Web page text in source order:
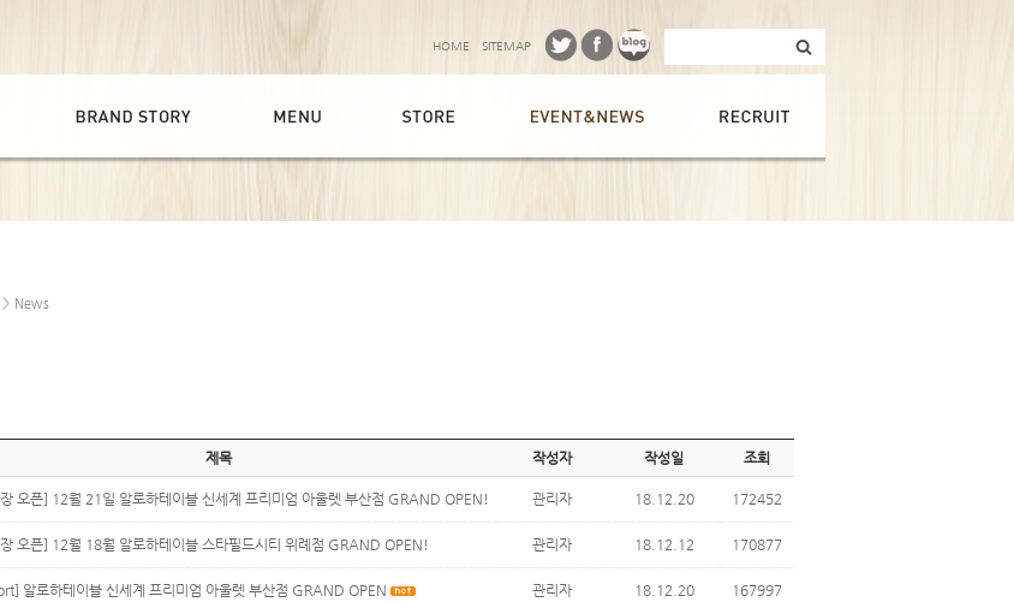
HOME SITEMAP
> News
제목 작성자 작성일 조회
오픈] 12월 21일 알로하테이블 신세계 프리미엄 아울렛 부산점 GRAND OPEN! 관리자 18.12.20 172452
오픈] 12월 18월 알로하테이블 스타필드시티 위례점 GRAND OPEN! 관리자 18.12.12 170877
알로하테이블 신세계 프리미엄 아울렛 부산점 GRAND OPEN 관리자 18.12.20 167997